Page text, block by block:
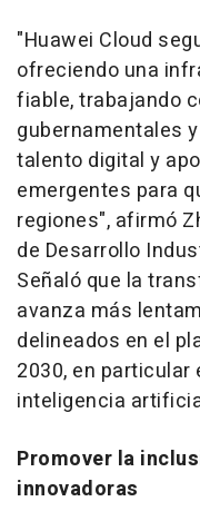
"Huawei Cloud
ofreciendo una
fiable, trabajando
gubernamentales
talento digital y
emergentes para
regiones", afirmó
de Desarrollo
Señaló que la
avanza más
delineados en el
2030, en
inteligencia
Promover la
innovadoras